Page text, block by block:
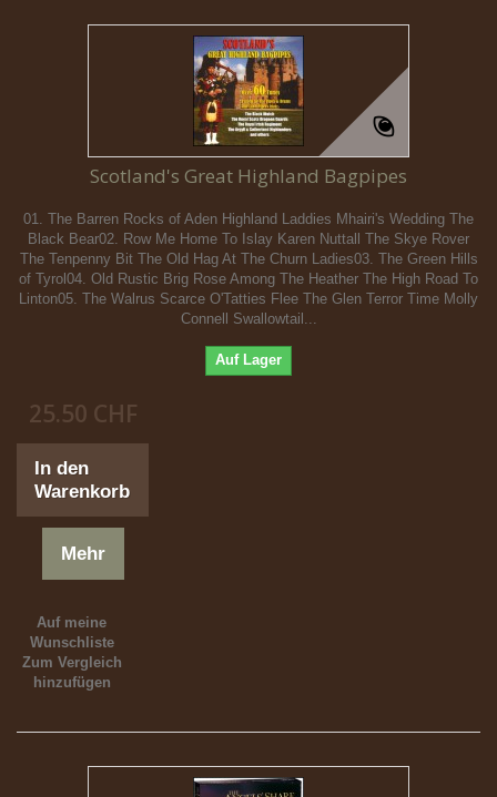
Scotland's Great Highland Bagpipes
01. The Barren Rocks of Aden Highland Laddies Mhairi's Wedding The
Black Bear02. Row Me Home To Islay Karen Nuttall The Skye Rover
The Tenpenny Bit The Old Hag At The Churn Ladies03. The Green Hills
of Tyrol04. Old Rustic Brig Rose Among The Heather The High Road To
Linton05. The Walrus Scarce O'Tatties Flee The Glen Terror Time Molly
Connell Swallowtail...
Auf Lager
25.50 CHF
In den
Warenkorb
Mehr
Auf meine
Wunschliste
Zum Vergleich
hinzufügen